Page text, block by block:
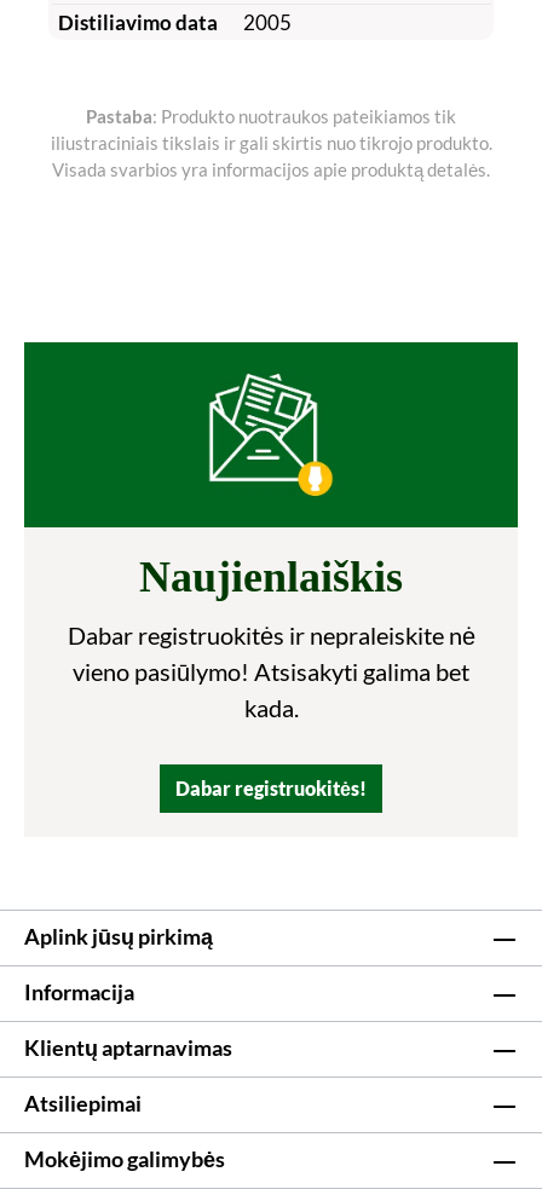
Distiliavimo data 2005
Pastaba: Produkto nuotraukos pateikiamos tik
iliustraciniais tikslais ir gali skirtis nuo tikrojo produkto.
Visada svarbios yra informacijos apie produktą detalės.
Naujienlaiškis
Dabar registruokitės ir nepraleiskite nė
vieno pasiūlymo! Atsisakyti galima bet
kada.
Dabar registruokitės!
Aplink jūsų pirkimą
Informacija
Klientų aptarnavimas
Atsiliepimai
Mokėjimo galimybės